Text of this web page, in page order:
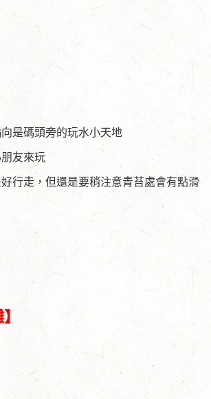
是碼頭旁的玩水小天地
友來玩
行走，但還是要稍注意青苔處會有點滑